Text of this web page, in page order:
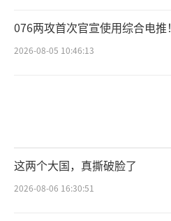
076两攻首次官宣使用综合电推！
2026-08-05 10:46:13
这两个大国，真撕破脸了
2026-08-06 16:30:51